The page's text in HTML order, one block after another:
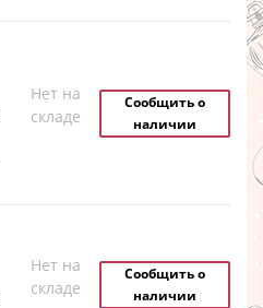
Нет на
складе
Сообщить о
наличии
Нет на
складе
Сообщить о
наличии